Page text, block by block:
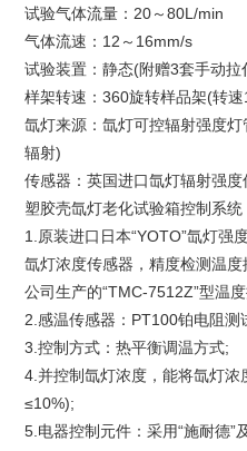
试验气体流量：20～80L/min
气体流速：12～16mm/s
试验装置：静态(附赠3套手动拉
样架转速：360旋转样品架(转
氙灯来源：氙灯可控辐射强度
辐射)
传感器：英国进口氙灯辐射强度
塑胶壳氙灯老化试验箱控制系统
1.原装进口日本“YOTO”氙灯强
氙灯浓度传感器，精度检测温
公司生产的“TMC-7512Z”型温
2.感温传感器：PT100铂电阻测
3.控制方式：热平衡调温方式;
4.并控制氙灯浓度，能将氙灯
≤10%);
5.电器控制元件：采用“施耐德”